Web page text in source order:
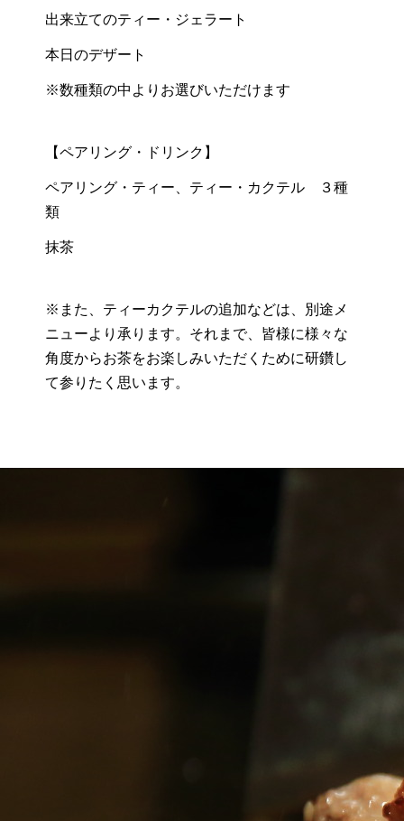
出来立てのティー・ジェラート
本日のデザート
※数種類の中よりお選びいただけます
【ペアリング・ドリンク】
ペアリング・ティー、ティー・カクテル ３種
類
抹茶
※また、ティーカクテルの追加などは、別途メ
ニューより承ります。それまで、皆様に様々な
角度からお茶をお楽しみいただくために研鑽し
て参りたく思います。